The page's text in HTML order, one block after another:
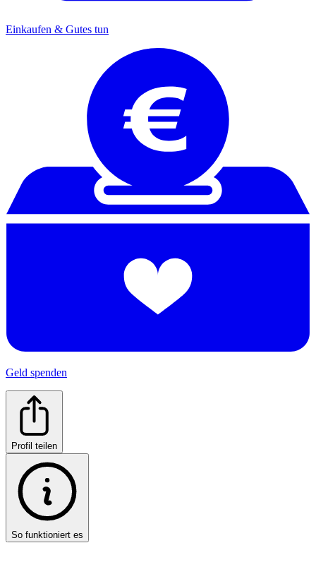
Einkaufen & Gutes tun
Geld spenden
Profil teilen
So funktioniert es